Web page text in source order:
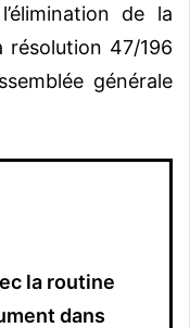
de la
résolution 47/196
générale
la routine
dans